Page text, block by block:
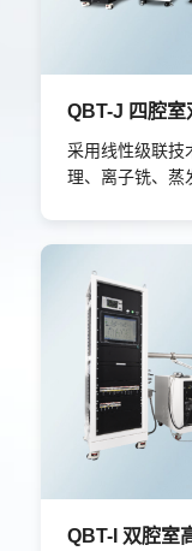
采用线性级联技
理、离子铣、蒸
J系列，客户可
件，在诸多领域